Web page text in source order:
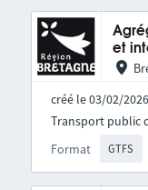
et
créé le 03/02/2026
Format GTFS
Transport public